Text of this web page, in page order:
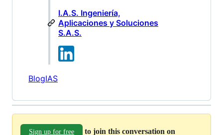
I.A.S. Ingeniería,
Aplicaciones y Soluciones
S.A.S.
BlogIAS
Sign up for free to join this conversation on